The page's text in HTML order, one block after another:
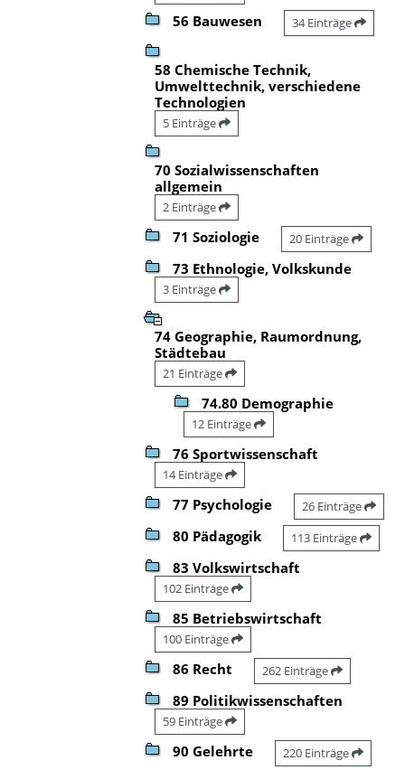
56 Bauwesen 34 Einträge
58 Chemische Technik,
Umwelttechnik, verschiedene
Technologien
5 Einträge
70 Sozialwissenschaften
allgemein
2 Einträge
71 Soziologie 20 Einträge
73 Ethnologie, Volkskunde
3 Einträge
74 Geographie, Raumordnung,
Städtebau
21 Einträge
74.80 Demographie
12 Einträge
76 Sportwissenschaft
14 Einträge
77 Psychologie 26 Einträge
80 Pädagogik 113 Einträge
83 Volkswirtschaft
102 Einträge
85 Betriebswirtschaft
100 Einträge
86 Recht 262 Einträge
89 Politikwissenschaften
59 Einträge
90 Gelehrte 220 Einträge